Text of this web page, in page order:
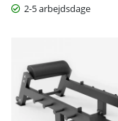
2-5 arbejdsdage